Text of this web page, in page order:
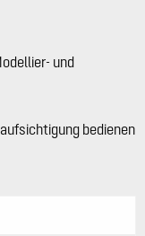
und
bedienen